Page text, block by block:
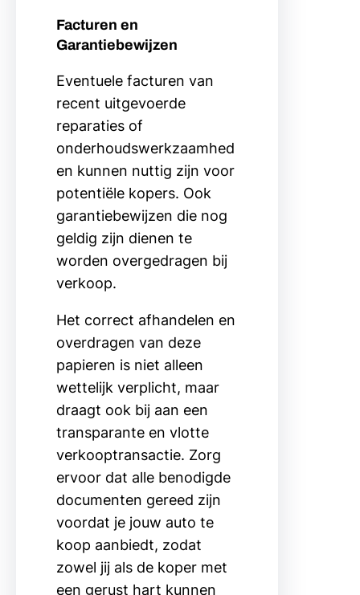
Facturen en
Garantiebewijzen
Eventuele facturen van
recent uitgevoerde
reparaties of
onderhoudswerkzaamhed
en kunnen nuttig zijn voor
potentiële kopers. Ook
garantiebewijzen die nog
geldig zijn dienen te
worden overgedragen bij
verkoop.
Het correct afhandelen en
overdragen van deze
papieren is niet alleen
wettelijk verplicht, maar
draagt ook bij aan een
transparante en vlotte
verkooptransactie. Zorg
ervoor dat alle benodigde
documenten gereed zijn
voordat je jouw auto te
koop aanbiedt, zodat
zowel jij als de koper met
een gerust hart kunnen